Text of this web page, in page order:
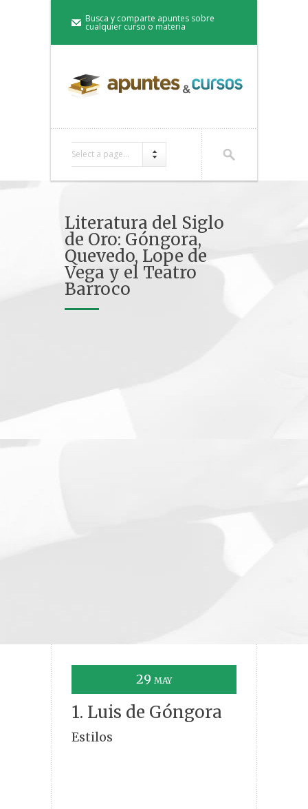
Busca y comparte apuntes sobre
cualquier curso o materia
Select a page...
Literatura del Siglo
de Oro: Góngora,
Quevedo, Lope de
Vega y el Teatro
Barroco
29 MAY
1. Luis de Góngora
Estilos